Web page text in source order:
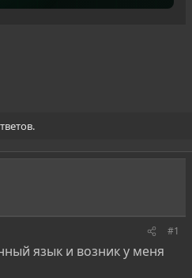
#1
язык и возник у меня